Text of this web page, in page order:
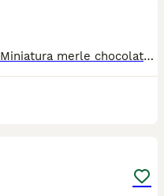
📞 613283995 WhatsApp Teckel Miniatura merle chocolate Entregamos nuestros pequeños cachorritos con todas las garantías y cuidados necesarios , disponemos de núcleo zoológico para crianza y venta de nuestros cachorros . ✅Desparasitaciones y vacunas correspondientes a su edad . ✅Cartilla de vacunación . ✅Revisiones veterinarias . ✅Garantías víricas de 15 días . ✅Garantías genéticas de un año . Seriedad , confianza y bienestar animal son nuestra prioridad . También ofrecemos transporte propio para nuestros pequeños cachorros a toda la península , el pago lo podéis hacer contra reembolso . (con coste adicional) . Mandamos a toda España . Toledo, Málaga, Alicante, Valencia, Bilbao, Asturias, Vizcaya, Barcelona, Tarragona, Sevilla, Murcia, Valladolid, Ávila, Salamanca etc... Disponemos de varias razas Si no esta la raza que queréis llámanos , intentaremos encontrártela , trabajamos con los mejores criadores de España .